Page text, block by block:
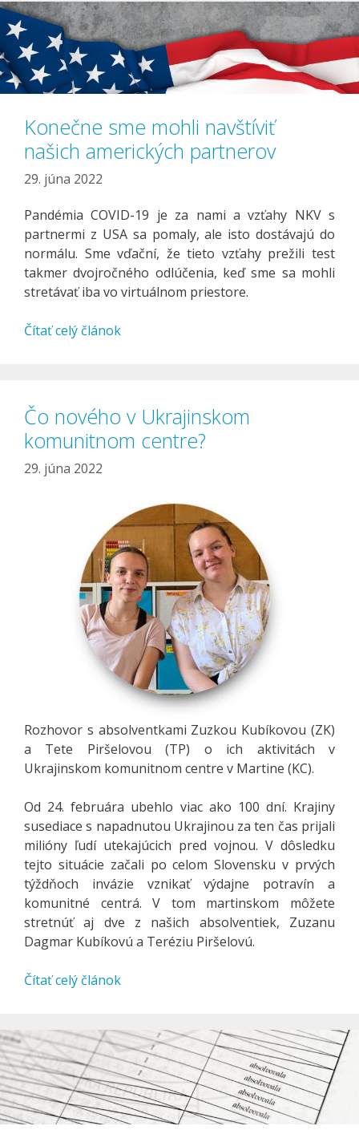
Konečne sme mohli navštíviť
našich amerických partnerov
29. júna 2022
Pandémia COVID-19 je za nami a vzťahy NKV s
partnermi z USA sa pomaly, ale isto dostávajú do
normálu. Sme vďační, že tieto vzťahy prežili test
takmer dvojročného odlúčenia, keď sme sa mohli
stretávať iba vo virtuálnom priestore.
Čítať celý článok
Čo nového v Ukrajinskom
komunitnom centre?
29. júna 2022
Rozhovor s absolventkami Zuzkou Kubíkovou (ZK)
a Tete Piršelovou (TP) o ich aktivitách v
Ukrajinskom komunitnom centre v Martine (KC).
Od 24. februára ubehlo viac ako 100 dní. Krajiny
susediace s napadnutou Ukrajinou za ten čas prijali
milióny ľudí utekajúcich pred vojnou. V dôsledku
tejto situácie začali po celom Slovensku v prvých
týždňoch invázie vznikať výdajne potravín a
komunitné centrá. V tom martinskom môžete
stretnúť aj dve z našich absolventiek, Zuzanu
Dagmar Kubíkovú a Teréziu Piršelovú.
Čítať celý článok